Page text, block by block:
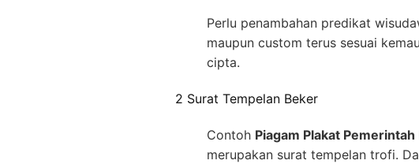
Perlu penambahan predikat
maupun custom terus sesuai
cipta.
2 Surat Tempelan Beker
Contoh Piagam Plakat
merupakan surat tempelan trofi.